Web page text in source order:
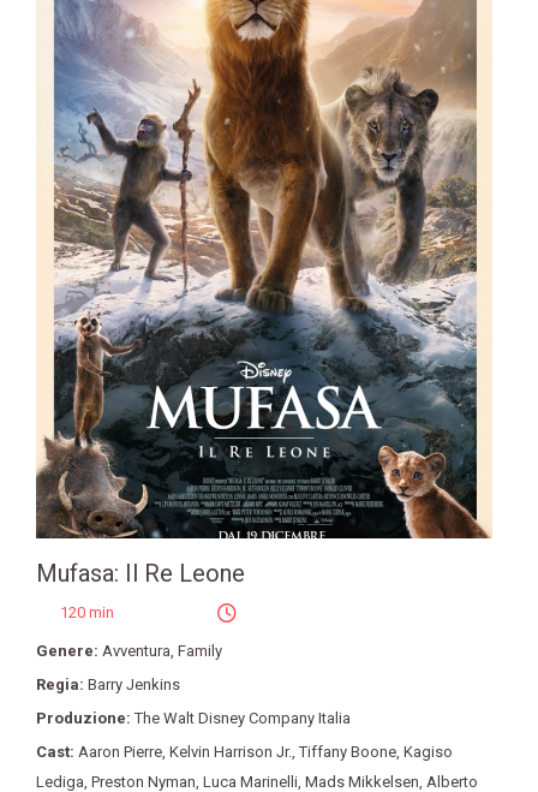
Mufasa: Il Re Leone
120 min
Genere: Avventura Family
Regia: Barry Jenkins
Produzione:The Walt Disney Company Italia
Cast: Aaron Pierre Kelvin Harrison Jr. ,Tiffany Boone Kagiso
Lediga Preston Nyman Luca Marinelli Mads Mikkelsen Alberto